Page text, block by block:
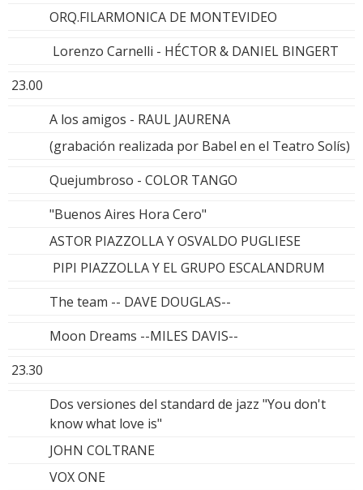
ORQ.FILARMONICA DE MONTEVIDEO
Lorenzo Carnelli - HÉCTOR & DANIEL BINGERT
23.00
A los amigos - RAUL JAURENA
(grabación realizada por Babel en el Teatro Solís)
Quejumbroso - COLOR TANGO
"Buenos Aires Hora Cero"
ASTOR PIAZZOLLA Y OSVALDO PUGLIESE
PIPI PIAZZOLLA Y EL GRUPO ESCALANDRUM
The team -- DAVE DOUGLAS--
Moon Dreams --MILES DAVIS--
23.30
Dos versiones del standard de jazz "You don't
know what love is"
JOHN COLTRANE
VOX ONE